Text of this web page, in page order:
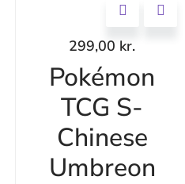
299,00 kr.
Pokémon
TCG S-
Chinese
Umbreon